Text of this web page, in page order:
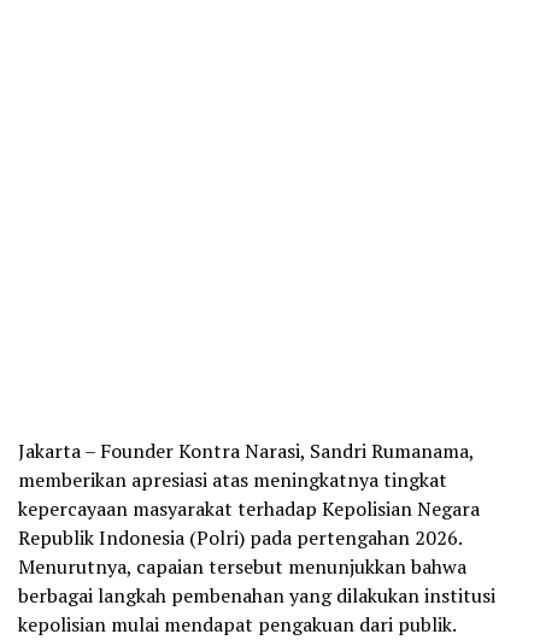
Jakarta – Founder Kontra Narasi, Sandri Rumanama,
memberikan apresiasi atas meningkatnya tingkat
kepercayaan masyarakat terhadap Kepolisian Negara
Republik Indonesia (Polri) pada pertengahan 2026.
Menurutnya, capaian tersebut menunjukkan bahwa
berbagai langkah pembenahan yang dilakukan institusi
kepolisian mulai mendapat pengakuan dari publik.